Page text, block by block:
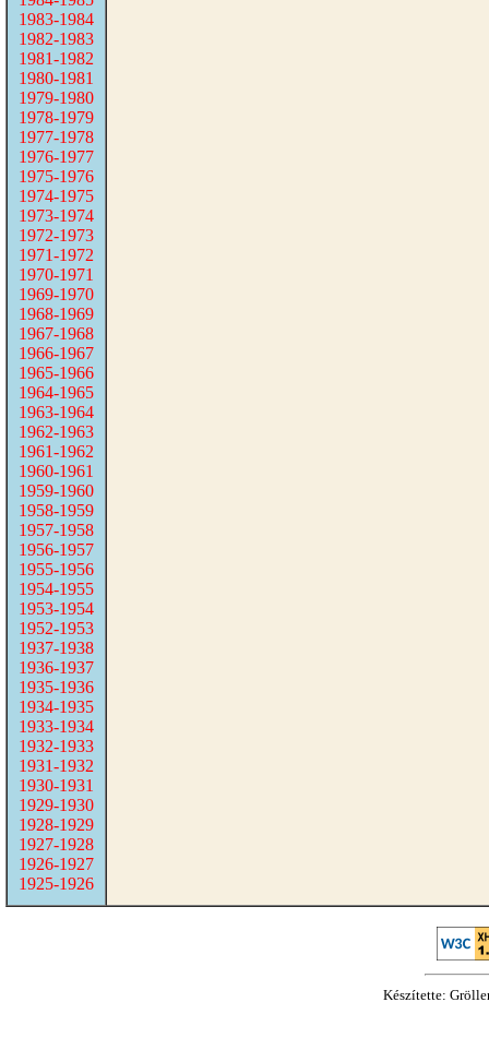
1983-1984
1982-1983
1981-1982
1980-1981
1979-1980
1978-1979
1977-1978
1976-1977
1975-1976
1974-1975
1973-1974
1972-1973
1971-1972
1970-1971
1969-1970
1968-1969
1967-1968
1966-1967
1965-1966
1964-1965
1963-1964
1962-1963
1961-1962
1960-1961
1959-1960
1958-1959
1957-1958
1956-1957
1955-1956
1954-1955
1953-1954
1952-1953
1937-1938
1936-1937
1935-1936
1934-1935
1933-1934
1932-1933
1931-1932
1930-1931
1929-1930
1928-1929
1927-1928
1926-1927
1925-1926
Készítette: